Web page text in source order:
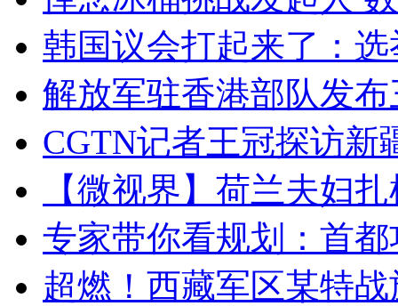
韩国议会打起来了：
解放军驻香港部队发
CGTN记者王冠探访新
【微视界】荷兰夫妇
专家带你看规划：首
超燃！西藏军区某特